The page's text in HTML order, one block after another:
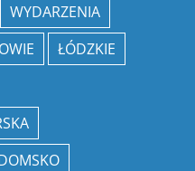
WYDARZENIA
ŁÓDZKIE